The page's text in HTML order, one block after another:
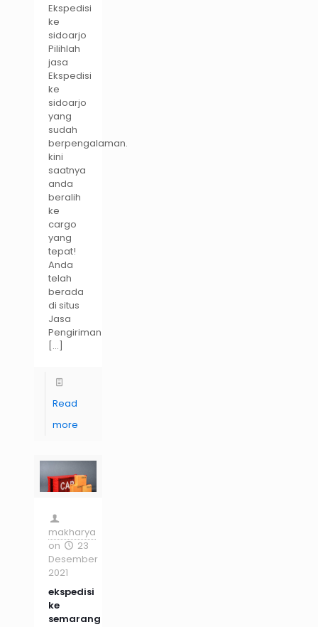
Ekspedisi
ke
sidoarjo
Pilihlah
jasa
Ekspedisi
ke
sidoarjo
yang
sudah
berpengalaman.
kini
saatnya
anda
beralih
ke
cargo
yang
tepat!
Anda
telah
berada
di situs
Jasa
Pengiriman
[…]
Read
more
makharya
on
23
Desember
2021
ekspedisi
ke
semarang